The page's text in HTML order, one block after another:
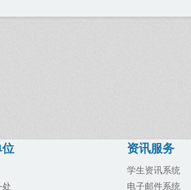
资讯服务
学生资讯系统
电子邮件系统